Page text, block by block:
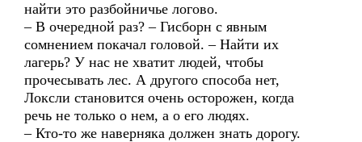
найти это разбойничье логово.
– В очередной раз? – Гисборн с явным
сомнением покачал головой. – Найти их
лагерь? У нас не хватит людей, чтобы
прочесывать лес. А другого способа нет,
Локсли становится очень осторожен, когда
речь не только о нем, а о его людях.
– Кто-то же наверняка должен знать дорогу.